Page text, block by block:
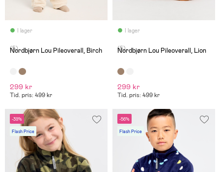
I lager
(5)
Nordbjørn Lou Pileoverall, Birch
299 kr
Tid. pris: 499 kr
I lager
(5)
Nordbjørn Lou Pileoverall, Lion
299 kr
Tid. pris: 499 kr
-39%
Flash Price
-56%
Flash Price